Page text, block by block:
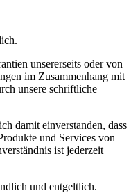
unsererseits oder von
im Zusammenhang mit
unsere schriftliche
damit einverstanden, dass
und Services von
ist jederzeit
und entgeltlich.